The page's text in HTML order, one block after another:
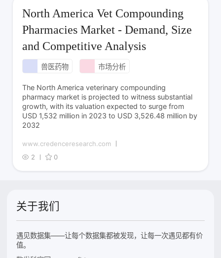
North America Vet Compounding
Pharmacies Market - Demand, Size
and Competitive Analysis
兽医药物 市场分析
The North America veterinary compounding
pharmacy market is projected to witness substantial
growth, with its valuation expected to surge from
USD 1,532 million in 2023 to USD 3,526.48 million by
2032
www.credenceresearch.com
2
0
关于我们
遇见数据集——让每个数据集都被发现，让每一次遇见都有价
值。